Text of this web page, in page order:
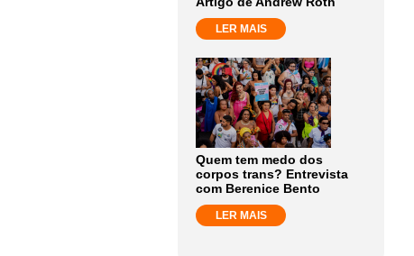
LER MAIS
Quem tem medo dos
corpos trans? Entrevista
com Berenice Bento
LER MAIS